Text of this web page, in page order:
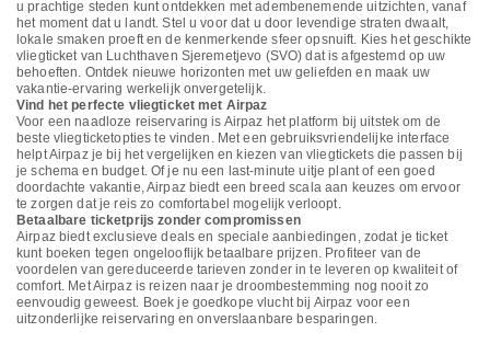
u prachtige steden kunt ontdekken met adembenemende uitzichten, vanaf
het moment dat u landt. Stel u voor dat u door levendige straten dwaalt,
lokale smaken proeft en de kenmerkende sfeer opsnuift. Kies het geschikte
vliegticket van Luchthaven Sjeremetjevo (SVO) dat is afgestemd op uw
behoeften. Ontdek nieuwe horizonten met uw geliefden en maak uw
vakantie-ervaring werkelijk onvergetelijk.
Vind het perfecte vliegticket met Airpaz
Voor een naadloze reiservaring is Airpaz het platform bij uitstek om de
beste vliegticketopties te vinden. Met een gebruiksvriendelijke interface
helpt Airpaz je bij het vergelijken en kiezen van vliegtickets die passen bij
je schema en budget. Of je nu een last-minute uitje plant of een goed
doordachte vakantie, Airpaz biedt een breed scala aan keuzes om ervoor
te zorgen dat je reis zo comfortabel mogelijk verloopt.
Betaalbare ticketprijs zonder compromissen
Airpaz biedt exclusieve deals en speciale aanbiedingen, zodat je ticket
kunt boeken tegen ongelooflijk betaalbare prijzen. Profiteer van de
voordelen van gereduceerde tarieven zonder in te leveren op kwaliteit of
comfort. Met Airpaz is reizen naar je droombestemming nog nooit zo
eenvoudig geweest. Boek je goedkope vlucht bij Airpaz voor een
uitzonderlijke reiservaring en onverslaanbare besparingen.